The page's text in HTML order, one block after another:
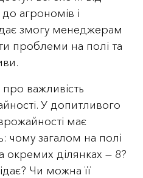
агрономів і
змогу менеджерам
проблеми на полі та
важливість
У допитливого
має
чому загалом на полі
окремих ділянках — 8?
Чи можна її